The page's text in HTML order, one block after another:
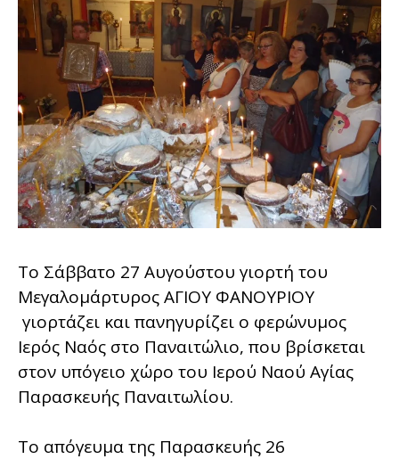
Το Σάββατο 27 Αυγούστου γιορτή του
Μεγαλομάρτυρος ΑΓΙΟΥ ΦΑΝΟΥΡΙΟΥ
γιορτάζει και πανηγυρίζει ο φερώνυμος
Ιερός Ναός στο Παναιτώλιο, που βρίσκεται
στον υπόγειο χώρο του Ιερού Ναού Αγίας
Παρασκευής Παναιτωλίου.
Το απόγευμα της Παρασκευής 26